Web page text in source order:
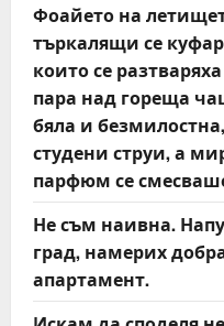
Фоайето на
търкалящи се
които се
пара над гореща
бяла и
студени струи, а
парфюм се
Не съм наивна.
град, намерих
апартамент.